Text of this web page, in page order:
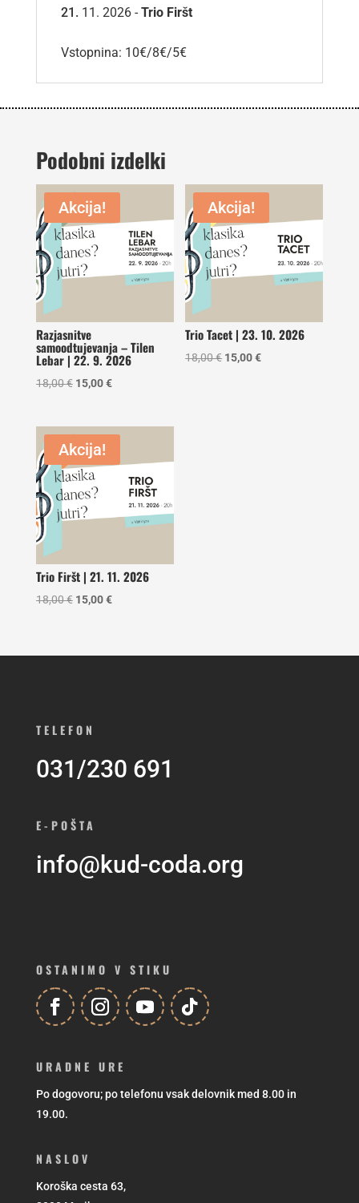
11. 2026 - Trio Firšt
Vstopnina: 10€/8€/5€
Podobni izdelki
Akcija!
Razjasnitve
samoodtujevanja – Tilen
Lebar | 22. 9. 2026
18,00€ Izvirna
je
bila:
18,00 €.
15,00€Trenutna
je:
Akcija!
Trio Tacet | 23. 10. 2026
18,00€ Izvirna
15,00€Trenutna
Akcija!
Trio Firšt | 21. 11. 2026
18,00€ Izvirna
15,00€Trenutna
TELEFON
031/230 691
E-POŠTA
info@kud-coda.org
OSTANIMO V STIKU
URADNE URE
Po dogovoru; po telefonu vsak delovnik med 8.00 in
19.00.
NASLOV
Koroška cesta 63,